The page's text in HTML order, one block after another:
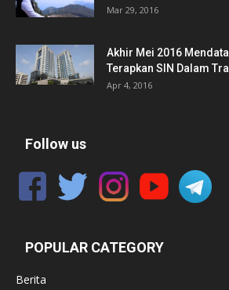
Mar 29, 2016
Akhir Mei 2016
Terapkan SIN Dalam
Apr 4, 2016
Follow us
POPULAR CATEGORY
Berita